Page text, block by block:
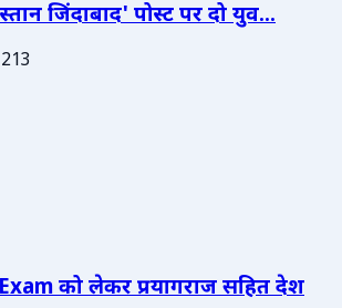
जिंदाबाद' पोस्ट पर दो युव...
213
को लेकर प्रयागराज सहित देश